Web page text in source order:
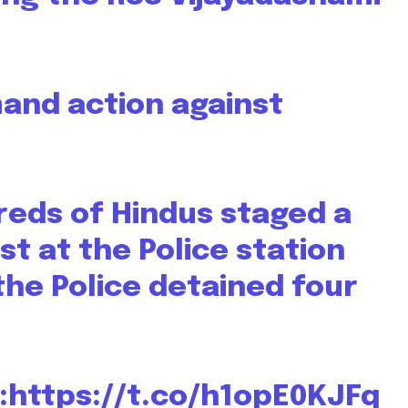
be part
worry, we respect your privacy and
I've read and
action against
of Hindus staged a
at the Police station
Police detained four
https://t.co/h1opE0KJFq